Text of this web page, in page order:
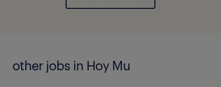
other jobs in Hoy Mu